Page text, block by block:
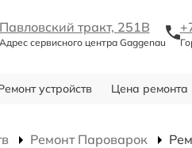
Павловский тракт, 251В
Адрес сервисного центра Gaggenau
устройств Цена ремонта
Ремонт Пароварок